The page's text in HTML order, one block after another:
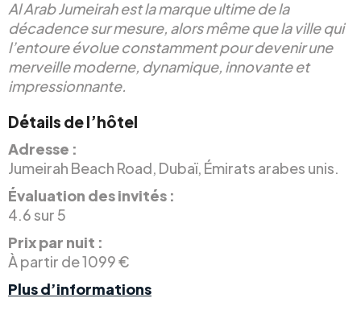
Al Arab Jumeirah est la marque ultime de la
décadence sur mesure, alors même que la ville qui
l’entoure évolue constamment pour devenir une
merveille moderne, dynamique, innovante et
impressionnante.
Détails de l’hôtel
Adresse :
Jumeirah Beach Road, Dubaï, Émirats arabes unis.
Évaluation des invités :
4.6 sur 5
Prix par nuit :
À partir de 1099 €
Plus d’informations